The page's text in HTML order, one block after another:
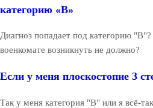
категорию «В»
Диагноз попадает под категорию
военкомате возникнуть не должно?
Если у меня плоскостопие 3
Так у меня категория "В" или я всё-